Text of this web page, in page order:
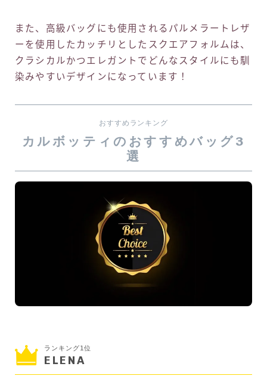
また、高級バッグにも使用されるパルメラートレザ
ーを使用したカッチリとしたスクエアフォルムは、
クラシカルかつエレガントでどんなスタイルにも馴
染みやすいデザインになっています！
おすすめランキング
カルボッティのおすすめバッグ3
選
ランキング1位
ELENA